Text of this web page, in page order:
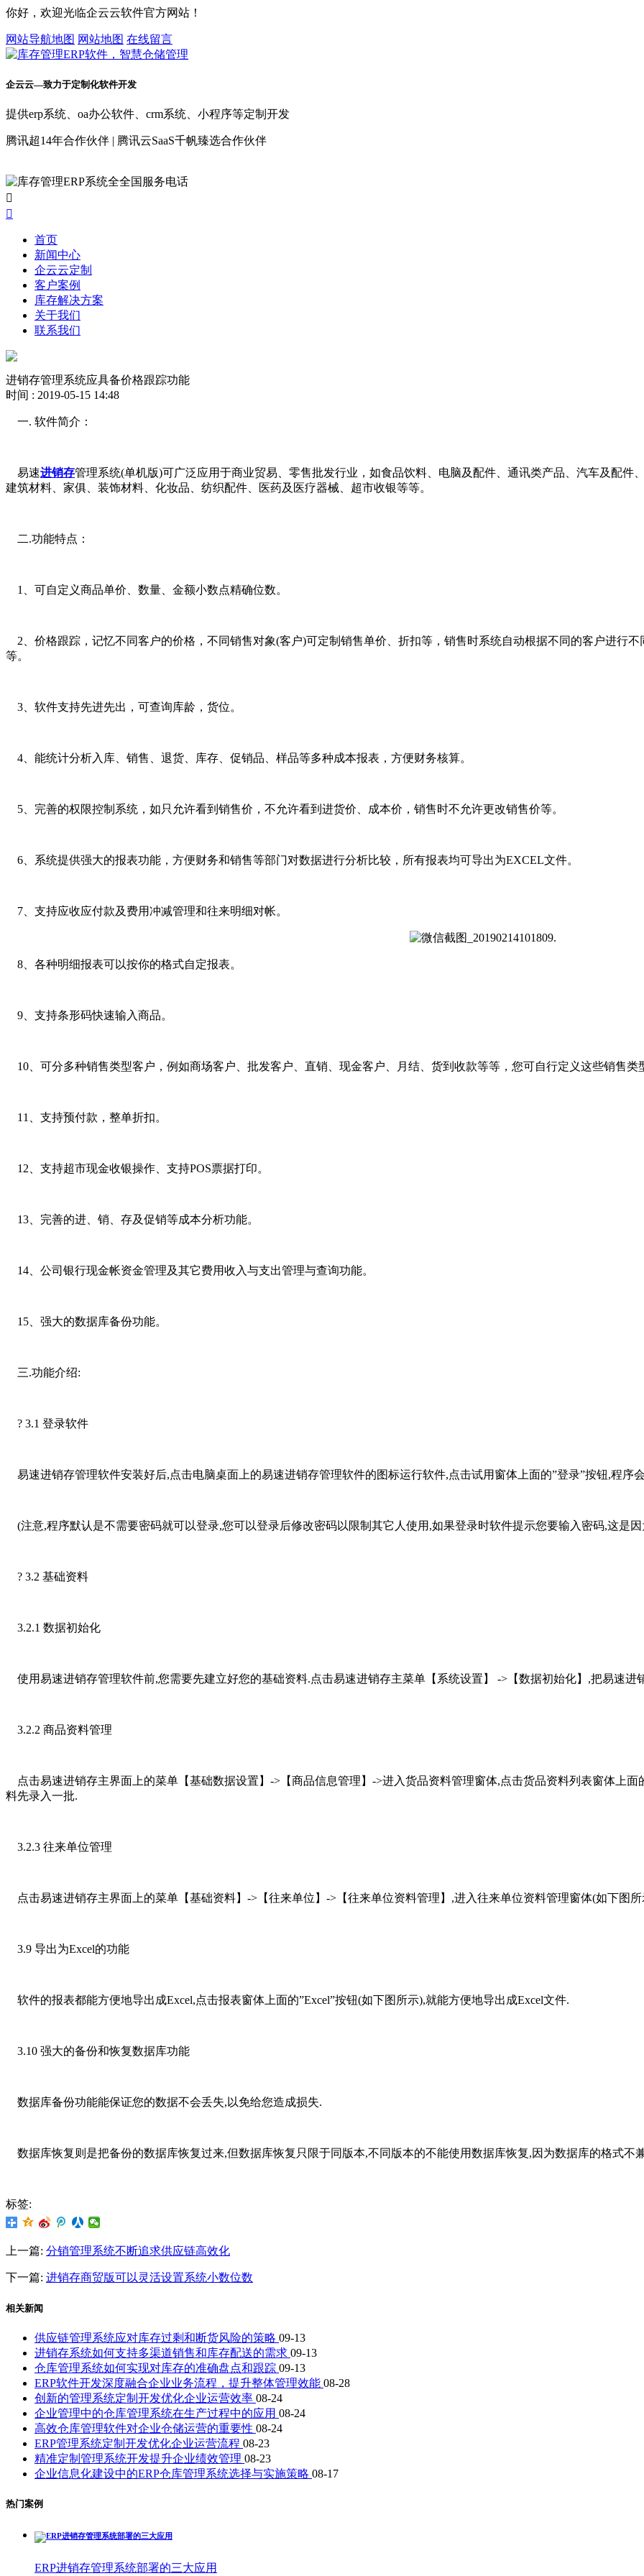
你好，欢迎光临企云云软件官方网站！
网站导航地图 网站地图 在线留言
企云云—致力于定制化软件开发
提供erp系统、oa办公软件、crm系统、小程序等定制开发
腾讯超14年合作伙伴 | 腾讯云SaaS千帆臻选合作伙伴


首页
新闻中心
企云云定制
客户案例
库存解决方案
关于我们
联系我们
进销存管理系统应具备价格跟踪功能
时间 : 2019-05-15 14:48
一. 软件简介：
易速进销存管理系统(单机版)可广泛应用于商业贸易、零售批发行业，如食品饮料、电脑及配件、通讯类产品、汽车及配件
建筑材料、家俱、装饰材料、化妆品、纺织配件、医药及医疗器械、超市收银等等。
二.功能特点：
1、可自定义商品单价、数量、金额小数点精确位数。
2、价格跟踪，记忆不同客户的价格，不同销售对象(客户)可定制销售单价、折扣等，销售时系统自动根据不同的客户进行
等。
3、软件支持先进先出，可查询库龄，货位。
4、能统计分析入库、销售、退货、库存、促销品、样品等多种成本报表，方便财务核算。
5、完善的权限控制系统，如只允许看到销售价，不允许看到进货价、成本价，销售时不允许更改销售价等。
6、系统提供强大的报表功能，方便财务和销售等部门对数据进行分析比较，所有报表均可导出为EXCEL文件。
7、支持应收应付款及费用冲减管理和往来明细对帐。
8、各种明细报表可以按你的格式自定报表。
9、支持条形码快速输入商品。
10、可分多种销售类型客户，例如商场客户、批发客户、直销、现金客户、月结、货到收款等等，您可自行定义这些销售类
11、支持预付款，整单折扣。
12、支持超市现金收银操作、支持POS票据打印。
13、完善的进、销、存及促销等成本分析功能。
14、公司银行现金帐资金管理及其它费用收入与支出管理与查询功能。
15、强大的数据库备份功能。
三.功能介绍:
? 3.1 登录软件
易速进销存管理软件安装好后,点击电脑桌面上的易速进销存管理软件的图标运行软件,点击试用窗体上面的”登录”按钮,程序
(注意,程序默认是不需要密码就可以登录,您可以登录后修改密码以限制其它人使用,如果登录时软件提示您要输入密码,这是
? 3.2 基础资料
3.2.1 数据初始化
使用易速进销存管理软件前,您需要先建立好您的基础资料.点击易速进销存主菜单【系统设置】 ->【数据初始化】,把易速进
3.2.2 商品资料管理
点击易速进销存主界面上的菜单【基础数据设置】->【商品信息管理】->进入货品资料管理窗体,点击货品资料列表窗体上
料先录入一批.
3.2.3 往来单位管理
点击易速进销存主界面上的菜单【基础资料】->【往来单位】->【往来单位资料管理】,进入往来单位资料管理窗体(如下图
3.9 导出为Excel的功能
软件的报表都能方便地导出成Excel,点击报表窗体上面的”Excel”按钮(如下图所示),就能方便地导出成Excel文件.
3.10 强大的备份和恢复数据库功能
数据库备份功能能保证您的数据不会丢失,以免给您造成损失.
数据库恢复则是把备份的数据库恢复过来,但数据库恢复只限于同版本,不同版本的不能使用数据库恢复,因为数据库的格式不
标签:
上一篇: 分销管理系统不断追求供应链高效化
下一篇: 进销存商贸版可以灵活设置系统小数位数
相关新闻
供应链管理系统应对库存过剩和断货风险的策略 09-13
进销存系统如何支持多渠道销售和库存配送的需求 09-13
仓库管理系统如何实现对库存的准确盘点和跟踪 09-13
ERP软件开发深度融合企业业务流程，提升整体管理效能 08-28
创新的管理系统定制开发优化企业运营效率 08-24
企业管理中的仓库管理系统在生产过程中的应用 08-24
高效仓库管理软件对企业仓储运营的重要性 08-24
ERP管理系统定制开发优化企业运营流程 08-23
精准定制管理系统开发提升企业绩效管理 08-23
企业信息化建设中的ERP仓库管理系统选择与实施策略 08-17
热门案例
ERP进销存管理系统部署的三大应用